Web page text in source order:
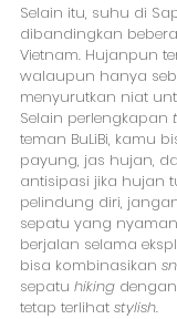
Selain itu, suhu di
dibandingkan
Vietnam. Hujanpun
walaupun hanya
menyurutkan niat
Selain perlengkapan
teman BuLiBi, kamu
payung, jas hujan,
antisipasi jika hujan
pelindung diri,
sepatu yang
berjalan selama
bisa kombinasikan
sepatu hiking
tetap terlihat stylish.